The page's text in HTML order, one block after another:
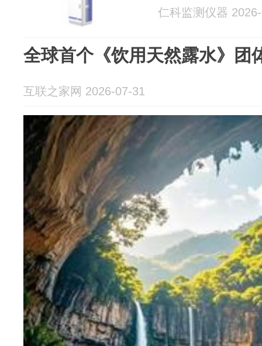
仁科监测仪器
全球首个《饮用天然露水》团
互联之家网 2026-07-31